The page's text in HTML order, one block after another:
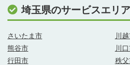
埼玉県のサービスエリ
さいたま市
川
熊谷市
川
行田市
秩